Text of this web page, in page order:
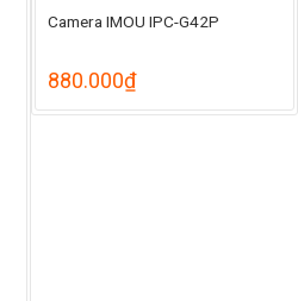
HẾT HÀNG
Camera IMOU IPC-G42P
880.000₫